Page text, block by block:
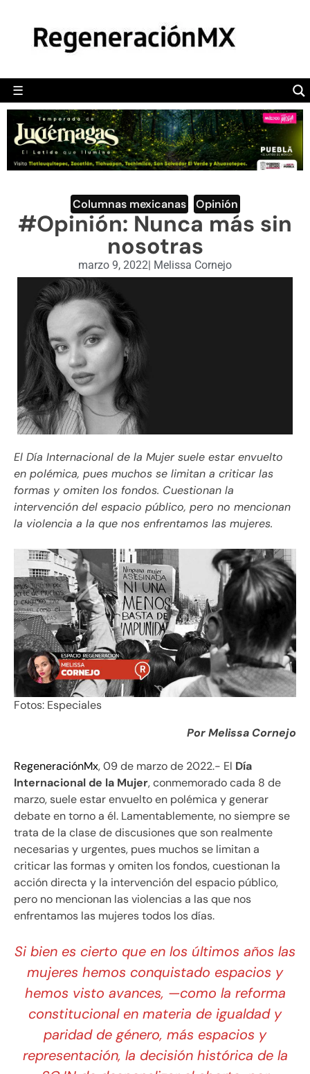
☰
POLÍTICA
CAMALEÓN
OPINIÓN
DEPORTES
ENGLISH SECTION
VIDEOS
Columnas mexicanas Opinión
#Opinión: Nunca más sin
nosotras
marzo 9, 2022| Melissa Cornejo
El Día Internacional de la Mujer suele estar envuelto
en polémica, pues muchos se limitan a criticar las
formas y omiten los fondos. Cuestionan la
intervención del espacio público, pero no mencionan
la violencia a la que nos enfrentamos las mujeres.
Fotos: Especiales
Por Melissa Cornejo
RegeneraciónMx, 09 de marzo de 2022.- El Día
Internacional de la Mujer, conmemorado cada 8 de
marzo, suele estar envuelto en polémica y generar
debate en torno a él. Lamentablemente, no siempre se
trata de la clase de discusiones que son realmente
necesarias y urgentes, pues muchos se limitan a
criticar las formas y omiten los fondos, cuestionan la
acción directa y la intervención del espacio público,
pero no mencionan las violencias a las que nos
enfrentamos las mujeres todos los días.
Si bien es cierto que en los últimos años las
mujeres hemos conquistado espacios y
hemos visto avances, —como la reforma
constitucional en materia de igualdad y
paridad de género, más espacios y
representación, la decisión histórica de la